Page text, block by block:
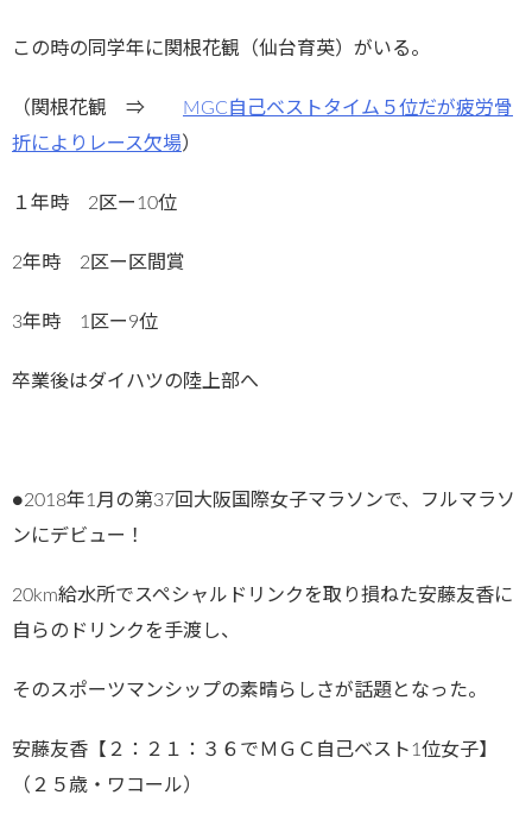
この時の同学年に関根花観（仙台育英）がいる。
（関根花観 ⇒
MGC自己ベストタイム５位だが疲労骨
折によりレース欠場）
１年時 2区ー10位
2年時 2区ー区間賞
3年時 1区ー9位
卒業後はダイハツの陸上部へ
●2018年1月の第37回大阪国際女子マラソンで、フルマラソ
ンにデビュー！
20km給水所でスペシャルドリンクを取り損ねた安藤友香に
自らのドリンクを手渡し、
そのスポーツマンシップの素晴らしさが話題となった。
安藤友香【２：２１：３６でＭＧＣ自己ベスト1位女子】
（２５歳・ワコール）